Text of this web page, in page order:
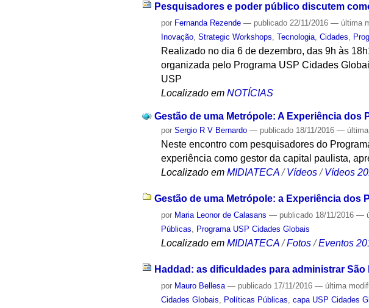
Pesquisadores e poder público discutem
por Fernanda Rezende — publicado 22/11/2016— última
Inovação ,Strategic Workshops ,Tecnologia ,Cidades
Realizado no dia 6 de dezembro, das 9h às
organizada pelo Programa USP Cidades
USP
Localizado em NOTÍCIAS
Gestão de uma Metrópole: A Experiência dos
porSergio R V Bernardo — publicado 18/11/2016—
Neste encontro com pesquisadores do
experiência como gestor da capital paulista,
Localizado em MIDIATECA /Vídeos /Vídeos
Gestão de uma Metrópole: a Experiência dos
por Maria Leonor de Calasans — publicado 18/11/2016—
Públicas
Programa USP Cidades Globais
Localizado em MIDIATECA /Fotos /Eventos
Haddad: as dificuldades para administrar
por Mauro Bellesa — publicado 17/11/2016— última
Cidades Globais
Políticas Públicas ,capa USP Cidades